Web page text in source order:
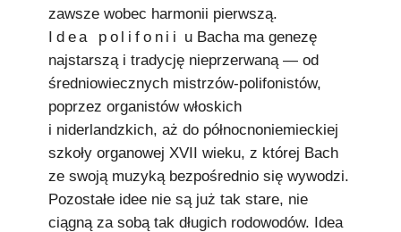
zawsze wobec harmonii pierwszą.
Idea polifonii u Bacha ma genezę
najstarszą i tradycję nieprzerwaną — od
średniowiecznych mistrzów-polifonistów,
poprzez organistów włoskich
i niderlandzkich, aż do północnoniemieckiej
szkoły organowej XVII wieku, z której Bach
ze swoją muzyką bezpośrednio się wywodzi.
Pozostałe idee nie są już tak stare, nie
ciągną za sobą tak długich rodowodów. Idea